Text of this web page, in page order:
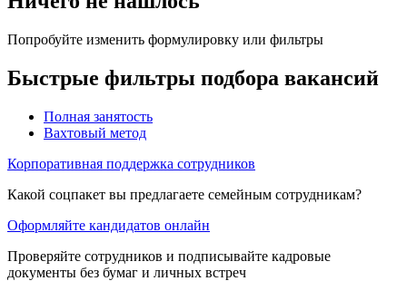
Попробуйте изменить формулировку или фильтры
Быстрые фильтры подбора вакансий
Полная занятость
Вахтовый метод
Корпоративная поддержка сотрудников
Какой соцпакет вы предлагаете семейным сотрудникам?
Оформляйте кандидатов онлайн
Проверяйте сотрудников и подписывайте кадровые
документы без бумаг и личных встреч